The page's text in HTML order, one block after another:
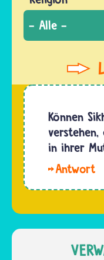
Können
verstehen,
in ihrer
Weisheiten
werden